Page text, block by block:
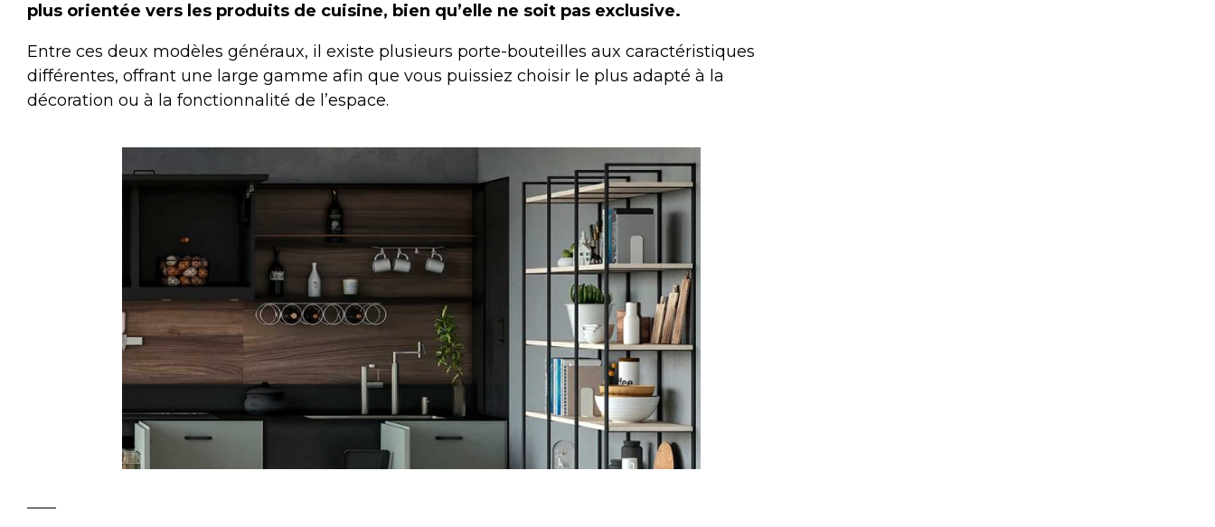
plus orientée vers les produits de cuisine, bien qu’elle ne soit pas exclusive.
Entre ces deux modèles généraux, il existe plusieurs porte-bouteilles aux caractéristiques
différentes, offrant une large gamme afin que vous puissiez choisir le plus adapté à la
décoration ou à la fonctionnalité de l’espace.